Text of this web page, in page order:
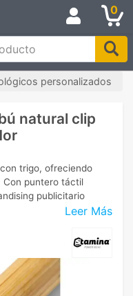
0
personalizados
natural clip
Leer Más
trigo, ofreciendo
Con puntero táctil
publicitario